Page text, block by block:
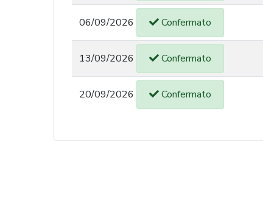
06/09/2026 Confermato
13/09/2026 Confermato
20/09/2026 Confermato